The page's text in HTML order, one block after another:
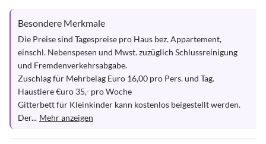
Besondere Merkmale
Die Preise sind Tagespreise pro Haus bez. Appartement,
einschl. Nebenspesen und Mwst. zuzüglich Schlussreinigung
und Fremdenverkehrsabgabe.
Zuschlag für Mehrbelag Euro 16,00 pro Pers. und Tag.
Haustiere €uro 35,- pro Woche
Gitterbett für Kleinkinder kann kostenlos beigestellt werden.
Der... Mehr anzeigen